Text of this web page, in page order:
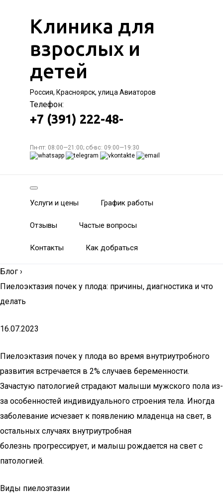
Клиника для
взрослых и
детей
Россия, Красноярск, улица Авиаторов
Телефон:
+7 (391) 222-48-
Пн-пт: 08:00—21:00; сб-вс: 09:00—19:30
Услуги и цены График работы
Отзывы Частые вопросы
Контакты Как добраться
Блог ›
Пиелоэктазия почек у плода: причины, диагностика и что
делать
16.07.2023
Пиелоэктазия почек у плода во время внутриутробного
развития встречается в 2% случаев беременности.
Зачастую патологией страдают малыши мужского пола из-
за особенностей индивидуального строения тела. Иногда
заболевание исчезает к появлению младенца на свет, в
остальных случаях внутриутробная
болезнь прогрессирует, и малыш рождается на свет с
патологией.
Виды пиелоэтазии